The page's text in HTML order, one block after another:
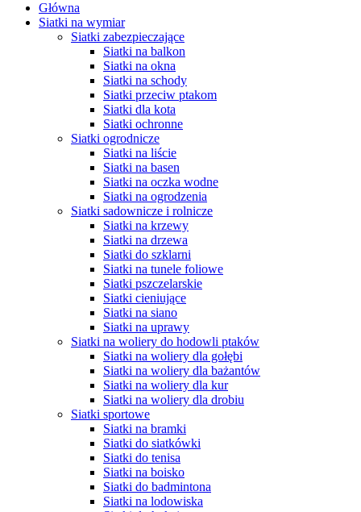
Główna
Siatki na wymiar
Siatki zabezpieczające
Siatki na balkon
Siatki na okna
Siatki na schody
Siatki przeciw ptakom
Siatki dla kota
Siatki ochronne
Siatki ogrodnicze
Siatki na liście
Siatki na basen
Siatki na oczka wodne
Siatki na ogrodzenia
Siatki sadownicze i rolnicze
Siatki na krzewy
Siatki na drzewa
Siatki do szklarni
Siatki na tunele foliowe
Siatki pszczelarskie
Siatki cieniujące
Siatki na siano
Siatki na uprawy
Siatki na woliery do hodowli ptaków
Siatki na woliery dla gołębi
Siatki na woliery dla bażantów
Siatki na woliery dla kur
Siatki na woliery dla drobiu
Siatki sportowe
Siatki na bramki
Siatki do siatkówki
Siatki do tenisa
Siatki na boisko
Siatki do badmintona
Siatki na lodowiska